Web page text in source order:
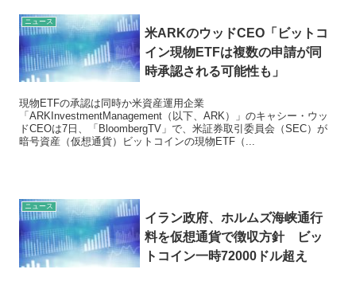
ニュース
米ARKのウッドCEO「ビットコ
イン現物ETFは複数の申請が同
時承認される可能性も」
現物ETFの承認は同時か米資産運用企業
「ARKInvestmentManagement（以下、ARK）」のキャシー・ウッ
ドCEOは7日、「BloombergTV」で、米証券取引委員会（SEC）が
暗号資産（仮想通貨）ビットコインの現物ETF（...
ニュース
イラン政府、ホルムズ海峡通行
料を仮想通貨で徴収方針 ビッ
トコイン一時72000ドル超え